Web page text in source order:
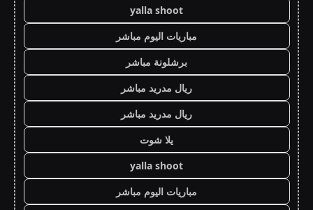
yalla shoot
مباريات اليوم مباشر
برشلونة مباشر
ريال مدريد مباشر
ريال مدريد مباشر
يلا شوت
yalla shoot
مباريات اليوم مباشر